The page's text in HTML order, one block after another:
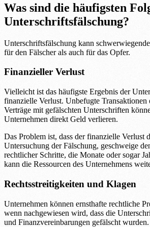
Was sind die häufigsten
Unterschriftsfälschung?
Unterschriftsfälschung kann
für den Fälscher als auch für das Opfer.
Finanzieller Verlust
Vielleicht ist das häufigste Ergebnis der
finanzielle Verlust. Unbefugte Transaktionen
Verträge mit gefälschten Unterschriften
Unternehmen direkt Geld verlieren.
Das Problem ist, dass der finanzielle Verlust
Untersuchung der Fälschung, geschweige
rechtlicher Schritte, die Monate oder sogar
kann die Ressourcen des Unternehmens
Rechtsstreitigkeiten und Klagen
Unternehmen können ernsthafte rechtliche
wenn nachgewiesen wird, dass die
und Finanzvereinbarungen gefälscht wurden.